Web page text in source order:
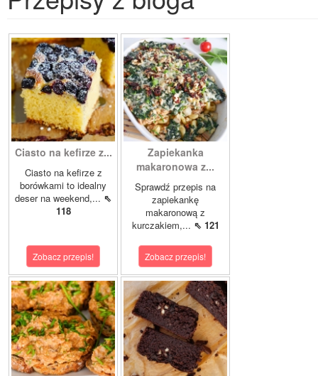
Ciasto na kefirze z...
Ciasto na kefirze z
borówkami to idealny
deser na weekend,... ⇖
118
Zobacz przepis!
Zapiekanka
makaronowa z...
Sprawdź przepis na
zapiekankę
makaronową z
kurczakiem,... ⇖ 121
Zobacz przepis!